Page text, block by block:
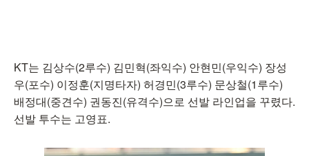
KT는 김상수(2루수) 김민혁(좌익수) 안현민(우익수) 장성
우(포수) 이정훈(지명타자) 허경민(3루수) 문상철(1루수)
배정대(중견수) 권동진(유격수)으로 선발 라인업을 꾸렸다.
선발 투수는 고영표.